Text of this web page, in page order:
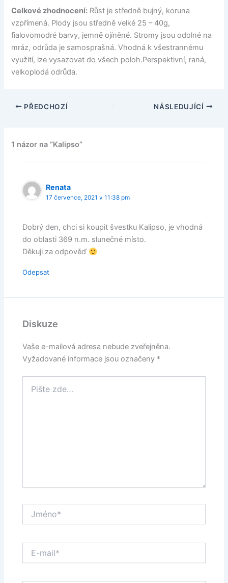
Celkové zhodnocení: Růst je středně bujný, koruna
vzpřímená. Plody jsou středně velké 25 – 40g,
fialovomodré barvy, jemně ojíněné. Stromy jsou odolné na
mráz, odrůda je samosprašná. Vhodná k všestrannému
využití, lze vysazovat do všech poloh.Perspektivní, raná,
velkoplodá odrůda.
PŘEDCHOZÍ NÁSLEDUJÍCÍ
1 názor na “Kalipso”
Renata
17 července, 2021 v 11:38 pm
Dobrý den, chci si koupit švestku Kalipso, je vhodná
do oblasti 369 n.m. slunečné místo.
Děkuji za odpověď
Odepsat
Diskuze
Vaše e-mailová adresa nebude zveřejněna.
Vyžadované informace jsou označeny *
zde…
mail*